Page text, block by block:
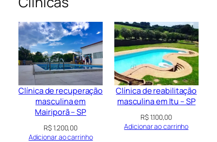
Clínica de recuperação
masculina em
Mairiporã – SP
R$1.200,00
Adicionar ao carrinho
Clínica de reabilitação
masculina em Itu – SP
R$1.100,00
Adicionar ao carrinho